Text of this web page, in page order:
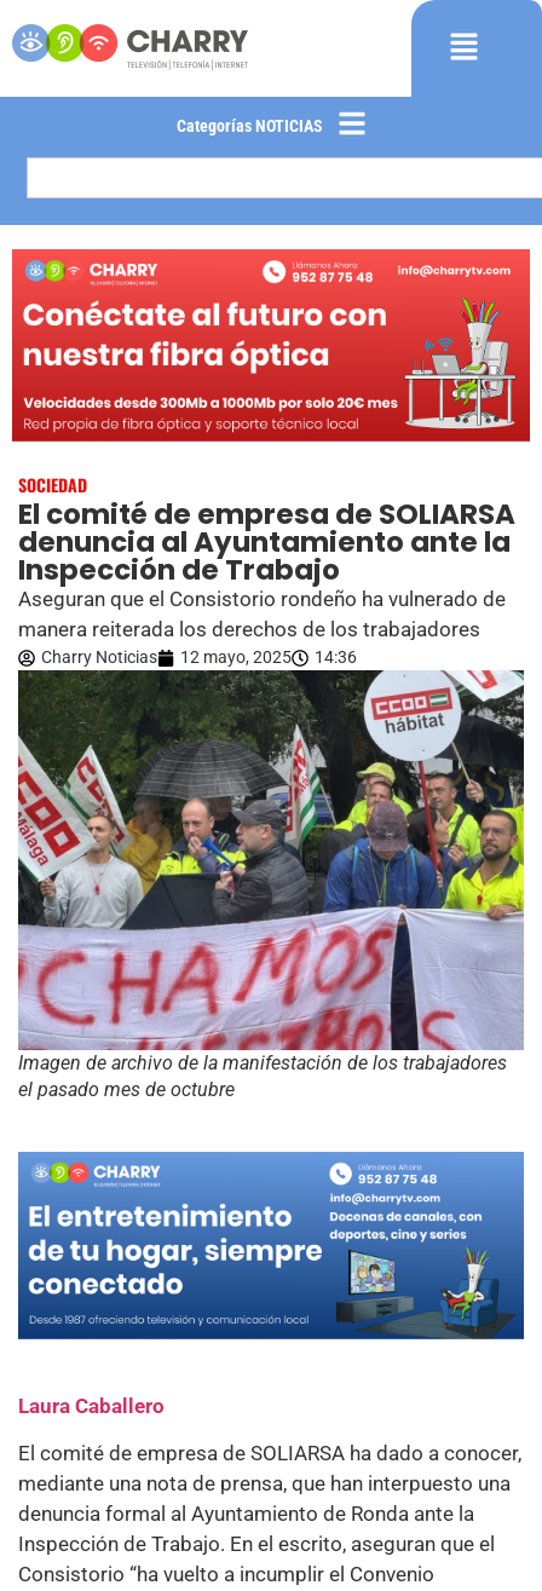
Categorías NOTICIAS
SOCIEDAD
El comité de empresa de SOLIARSA
denuncia al Ayuntamiento ante la
Inspección de Trabajo
Aseguran que el Consistorio rondeño ha vulnerado de
manera reiterada los derechos de los trabajadores
Charry Noticias 12 mayo, 2025 14:36
Imagen de archivo de la manifestación de los trabajadores
el pasado mes de octubre
Laura Caballero
El comité de empresa de SOLIARSA ha dado a conocer,
mediante una nota de prensa, que han interpuesto una
denuncia formal al Ayuntamiento de Ronda ante la
Inspección de Trabajo. En el escrito, aseguran que el
Consistorio “ha vuelto a incumplir el Convenio